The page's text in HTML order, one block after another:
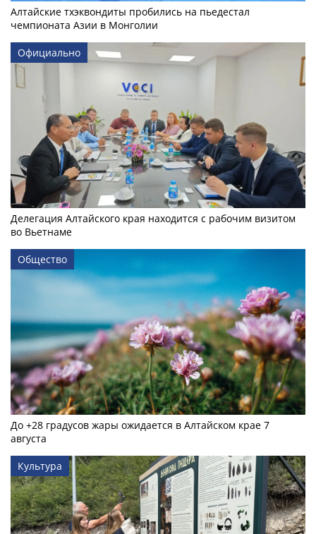
Алтайские тхэквондиты пробились на пьедестал
чемпионата Азии в Монголии
Официально
Делегация Алтайского края находится с рабочим визитом
во Вьетнаме
Общество
До +28 градусов жары ожидается в Алтайском крае 7
августа
Культура